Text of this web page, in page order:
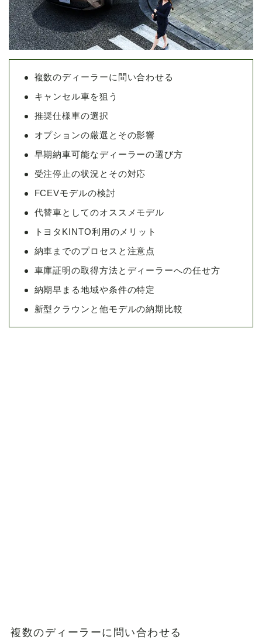
複数のディーラーに問い合わせる
キャンセル車を狙う
推奨仕様車の選択
オプションの厳選とその影響
早期納車可能なディーラーの選び方
受注停止の状況とその対応
FCEVモデルの検討
代替車としてのオススメモデル
トヨタKINTO利用のメリット
納車までのプロセスと注意点
車庫証明の取得方法とディーラーへの任せ方
納期早まる地域や条件の特定
新型クラウンと他モデルの納期比較
複数のディーラーに問い合わせる